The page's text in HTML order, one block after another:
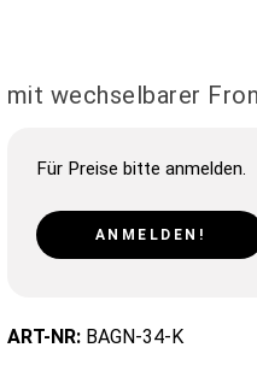
mit wechselbarer
Für Preise bitte anmelden.
ANMELDEN!
ART-NR: BAGN-34-K